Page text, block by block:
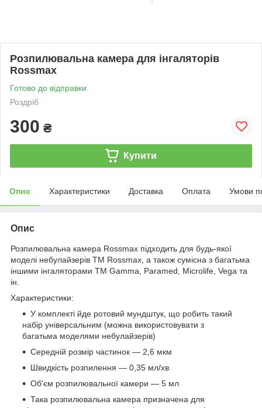
Розпилювальна камера для інгаляторів
Rossmax
Готово до відправки
Роздріб
300 ₴
Купити
Опис Характеристики Доставка Оплата Умови
Опис
Розпилювальна камера Rossmax підходить для будь-якої
моделі небулайзерів ТМ Rossmax, а також сумісна з багатьма
іншими інгаляторами ТМ Gamma, Paramed, Microlife, Vega та
ін.
Характеристики:
У комплекті йде ротовий мундштук, що робить такий
набір універсальним (можна використовувати з
багатьма моделями небулайзерів)
Середній розмір частинок — 2,6 мкм
Швидкість розпилення — 0,35 мл/хв
Об'єм розпилювальної камери — 5 мл
Така розпилювальна камера призначена для